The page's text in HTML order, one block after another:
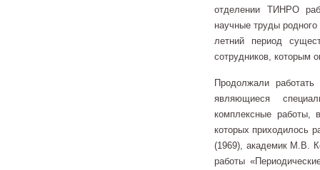
отделении ТИНРО
научные труды
летний период
сотрудников, которым
Продолжали работать
являющиеся
комплексные работы,
которых приходилось
(1969), академик М.В.
работы